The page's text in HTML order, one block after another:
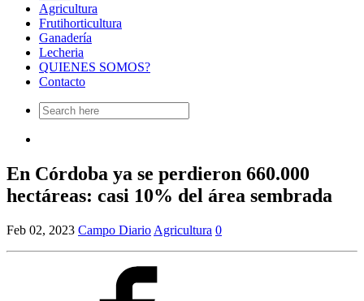
Agricultura
Frutihorticultura
Ganadería
Lecheria
QUIENES SOMOS?
Contacto
Search
for:
En Córdoba ya se perdieron 660.000
hectáreas: casi 10% del área sembrada
Feb 02, 2023 Campo Diario Agricultura 0